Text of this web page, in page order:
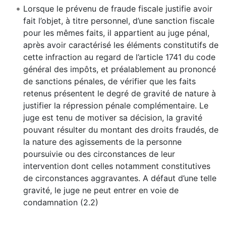
Lorsque le prévenu de fraude fiscale justifie avoir
fait l’objet, à titre personnel, d’une sanction fiscale
pour les mêmes faits, il appartient au juge pénal,
après avoir caractérisé les éléments constitutifs de
cette infraction au regard de l’article 1741 du code
général des impôts, et préalablement au prononcé
de sanctions pénales, de vérifier que les faits
retenus présentent le degré de gravité de nature à
justifier la répression pénale complémentaire. Le
juge est tenu de motiver sa décision, la gravité
pouvant résulter du montant des droits fraudés, de
la nature des agissements de la personne
poursuivie ou des circonstances de leur
intervention dont celles notamment constitutives
de circonstances aggravantes. A défaut d’une telle
gravité, le juge ne peut entrer en voie de
condamnation (2.2)